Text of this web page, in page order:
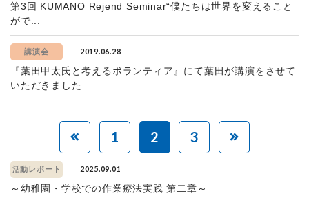
第3回 KUMANO Rejend Seminar“僕たちは世界を変えること
がで...
講演会 2019.06.28
『葉田甲太氏と考えるボランティア』にて葉田が講演をさせて
いただきました
1 2 3
活動レポート 2025.09.01
～幼稚園・学校での作業療法実践 第二章～